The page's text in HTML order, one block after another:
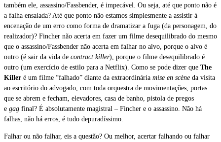
também ele, assassino/Fassbender, é impecável. Ou seja, até que ponto não é
a falha ensaiada? Até que ponto não estamos simplesmente a assistir à
encenação de um erro como forma de dramatizar a fuga (da personagem, do
realizador)? Fincher não acerta em fazer um filme desequilibrado do mesmo
que o assassino/Fassbender não acerta em falhar no alvo, porque o alvo é
outro (é sair da vida de contract killer), porque o filme desequilibrado é
outro (um exercício de estilo para a Netflix). Como se pode dizer que The
Killer é um filme “falhado” diante da extraordinária mise en scène da visita
ao escritório do advogado, com toda orquestra de movimentações, portas
que se abrem e fecham, elevadores, casa de banho, pistola de pregos
e gag final? É absolutamente magistral – Fincher e o assassino. Não há
falhas, não há erros, é tudo depuradíssimo.
Falhar ou não falhar, eis a questão? Ou melhor, acertar falhando ou falhar